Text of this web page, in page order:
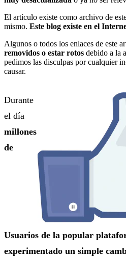
El artículo existe como archivo de
mismo. Este blog existe en el
Algunos o todos los enlaces de este
removidos o estar rotos debido a la
pedimos las disculpas por cualquier
causar.
Durante
el día
millones
de
Usuarios de la popular
experimentado un simple